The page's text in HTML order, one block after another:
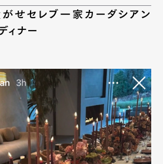
せセレブ一家カーダシアン
ィナー